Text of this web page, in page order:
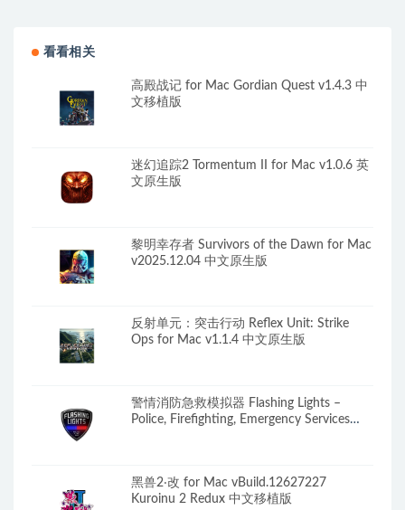
看看相关
高殿战记 for Mac Gordian Quest v1.4.3 中
文移植版
迷幻追踪2 Tormentum II for Mac v1.0.6 英
文原生版
黎明幸存者 Survivors of the Dawn for Mac
v2025.12.04 中文原生版
反射单元：突击行动 Reflex Unit: Strike
Ops for Mac v1.1.4 中文原生版
警情消防急救模拟器 Flashing Lights –
Police, Firefighting, Emergency Services
黑兽2‧改 for Mac vBuild.12627227
Kuroinu 2 Redux 中文移植版